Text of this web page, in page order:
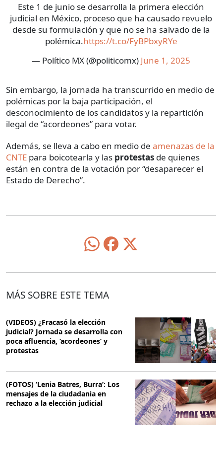
Este 1 de junio se desarrolla la primera elección
judicial en México, proceso que ha causado revuelo
desde su formulación y que no se ha salvado de la
polémica.https://t.co/FyBPbxyRYe
— Político MX (@politicomx) June 1, 2025
Sin embargo, la jornada ha transcurrido en medio de
polémicas por la baja participación, el
desconocimiento de los candidatos y la repartición
ilegal de “acordeones” para votar.
Además, se lleva a cabo en medio de amenazas de la
CNTE para boicotearla y las protestas de quienes
están en contra de la votación por “desaparecer el
Estado de Derecho”.
MÁS SOBRE ESTE TEMA
(VIDEOS) ¿Fracasó la elección
judicial? Jornada se desarrolla con
poca afluencia, ‘acordeones’ y
protestas
(FOTOS) ‘Lenia Batres, Burra’: Los
mensajes de la ciudadania en
rechazo a la elección judicial